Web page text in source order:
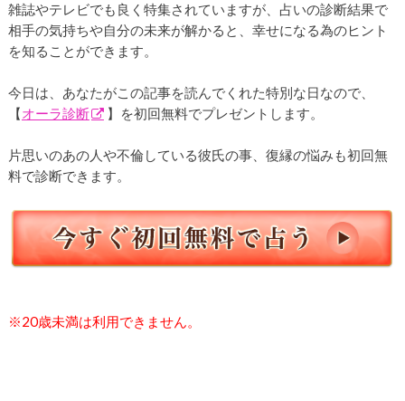
雑誌やテレビでも良く特集されていますが、占いの診断結果で
相手の気持ちや自分の未来が解かると、幸せになる為のヒント
を知ることができます。
今日は、あなたがこの記事を読んでくれた特別な日なので、
【オーラ診断 】を初回無料でプレゼントします。
片思いのあの人や不倫している彼氏の事、復縁の悩みも初回無
料で診断できます。
※20歳未満は利用できません。